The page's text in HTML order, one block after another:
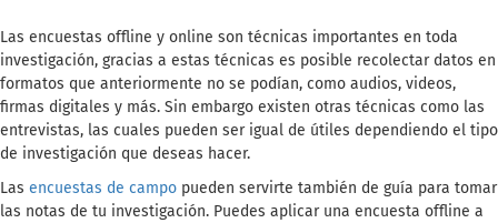
Las encuestas offline y online son técnicas importantes en toda
investigación, gracias a estas técnicas es posible recolectar datos en
formatos que anteriormente no se podían, como audios, videos,
firmas digitales y más. Sin embargo existen otras técnicas como las
entrevistas, las cuales pueden ser igual de útiles dependiendo el tipo
de investigación que deseas hacer.
Las encuestas de campo pueden servirte también de guía para tomar
las notas de tu investigación. Puedes aplicar una encuesta offline a